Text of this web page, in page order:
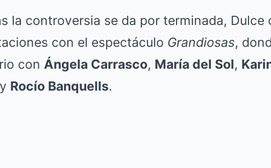
la controversia se da por terminada, Dulce
con el espectáculo Grandiosas,
con Ángela Carrasco, María del Sol,
y Rocío Banquells.